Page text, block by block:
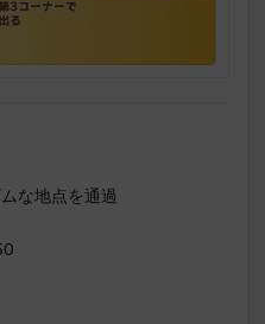
な地点を通過